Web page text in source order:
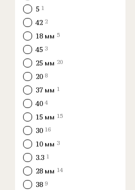
5 1
42 2
18 мм 5
45 3
25 мм 20
20 8
37 мм 1
40 4
15 мм 15
30 16
10 мм 3
3.3 1
28 мм 14
38 9